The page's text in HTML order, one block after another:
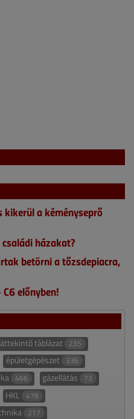
a kéményseprő
házakat?
betörni a tőzsdepiacra,
előnyben!
áttekintő táblázat 235
épületgépészet 336
466 gázellátás 73
HKL 478
217